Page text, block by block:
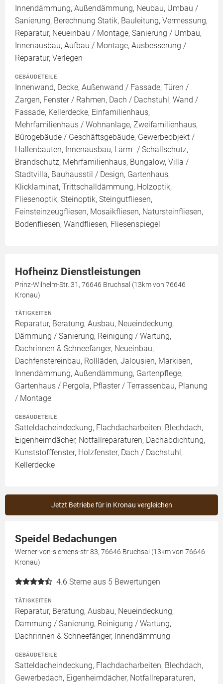
Innendämmung, Außendämmung, Neubau, Umbau /
Sanierung, Berechnung Statik, Bauleitung, Vermessung,
Reparatur, Neueinbau / Montage, Sanierung / Umbau,
Innenausbau, Aufbau / Montage, Ausbesserung /
Reparatur, Verlegen
GEBÄUDETEILE
Innenwand, Decke, Außenwand / Fassade, Türen /
Zargen, Fenster / Rahmen, Dach / Dachstuhl, Wand /
Fassade, Kellerdecke, Einfamilienhaus,
Mehrfamilienhaus / Wohnanlage, Zweifamilienhaus,
Bürogebäude / Geschäftsgebäude, Gewerbeobjekt /
Hallenbauten, Innenausbau, Lärm- / Schallschutz,
Brandschutz, Mehrfamilienhaus, Bungalow, Villa /
Stadtvilla, Bauhausstil / Design, Gartenhaus,
Klicklaminat, Trittschalldämmung, Holzoptik,
Fliesenoptik, Steinoptik, Steingutfliesen,
Feinsteinzeugfliesen, Mosaikfliesen, Natursteinfliesen,
Bodenfliesen, Wandfliesen, Fliesenspiegel
Hofheinz Dienstleistungen
Prinz-Wilhelm-Str. 31, 76646 Bruchsal (13km von 76646
Kronau)
TÄTIGKEITEN
Reparatur, Beratung, Ausbau, Neueindeckung,
Dämmung / Sanierung, Reinigung / Wartung,
Dachrinnen & Schneefänger, Neueinbau,
Dachfenstereinbau, Rollläden, Jalousien, Markisen,
Innendämmung, Außendämmung, Gartenpflege,
Gartenhaus / Pergola, Pflaster / Terrassenbau, Planung
/ Montage
GEBÄUDETEILE
Satteldacheindeckung, Flachdacharbeiten, Blechdach,
Eigenheimdächer, Notfallreparaturen, Dachabdichtung,
Kunststofffenster, Holzfenster, Dach / Dachstuhl,
Kellerdecke
Jetzt Betriebe für in Kronau vergleichen
Speidel Bedachungen
Werner-von-siemens-str 83, 76646 Bruchsal (13km von 76646
Kronau)
4.6 Sterne aus 5 Bewertungen
TÄTIGKEITEN
Reparatur, Beratung, Ausbau, Neueindeckung,
Dämmung / Sanierung, Reinigung / Wartung,
Dachrinnen & Schneefänger, Innendämmung
GEBÄUDETEILE
Satteldacheindeckung, Flachdacharbeiten, Blechdach,
Gewerbedach, Eigenheimdächer, Notfallreparaturen,